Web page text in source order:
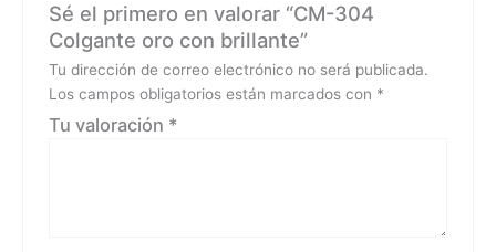
Sé el primero en valorar “CM-304
Colgante oro con brillante”
Tu dirección de correo electrónico no será publicada.
Los campos obligatorios están marcados con *
Tu valoración *